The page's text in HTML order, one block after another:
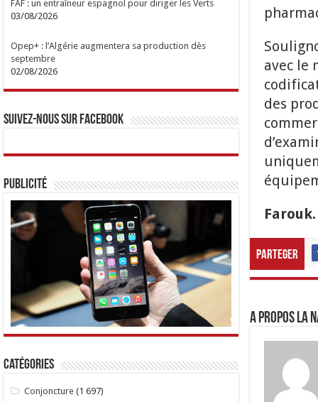
avec le
des
Parteger
A propos LA
FAF : un entraîneur espagnol pour diriger les Verts
03/08/2026
Opep+ : l’Algérie augmentera sa production dès
septembre
02/08/2026
Suivez-nous sur Facebook
Publicité
Catégories
Conjoncture (1 697)